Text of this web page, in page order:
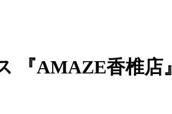
『AMAZE香椎店』